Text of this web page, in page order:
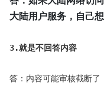
大陆用户服务，自己
3.就是不回答内容
答：内容可能审核截断了